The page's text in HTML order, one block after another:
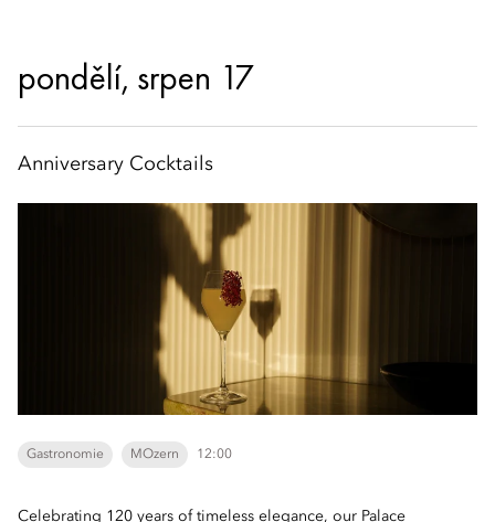
pondělí, srpen 17
Anniversary Cocktails
Gastronomie MOzern 12:00
Celebrating 120 years of timeless elegance, our Palace